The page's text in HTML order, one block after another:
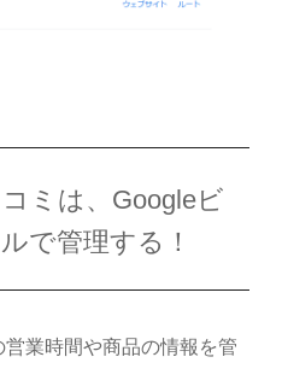
ミは、Googleビ
で管理する！
業時間や商品の情報を管